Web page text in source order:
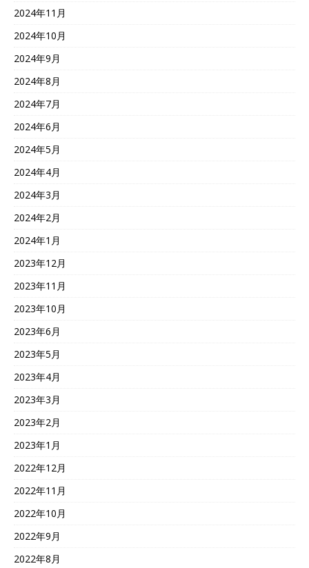
2024年11月
2024年10月
2024年9月
2024年8月
2024年7月
2024年6月
2024年5月
2024年4月
2024年3月
2024年2月
2024年1月
2023年12月
2023年11月
2023年10月
2023年6月
2023年5月
2023年4月
2023年3月
2023年2月
2023年1月
2022年12月
2022年11月
2022年10月
2022年9月
2022年8月